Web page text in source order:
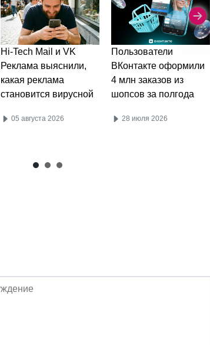
Hi-Tech Mail и VK
Реклама выяснили,
какая реклама
становится вирусной
05 августа 2026
Пользователи
ВКонтакте оформили
4 млн заказов из
шопсов за полгода
28 июля 2026